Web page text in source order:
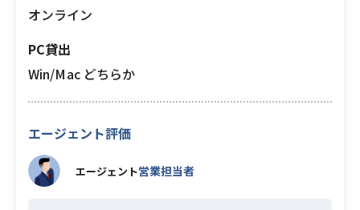
オンライン
PC貸出
Win/Mac どちらか
エージェント評価
エージェント営業担当者